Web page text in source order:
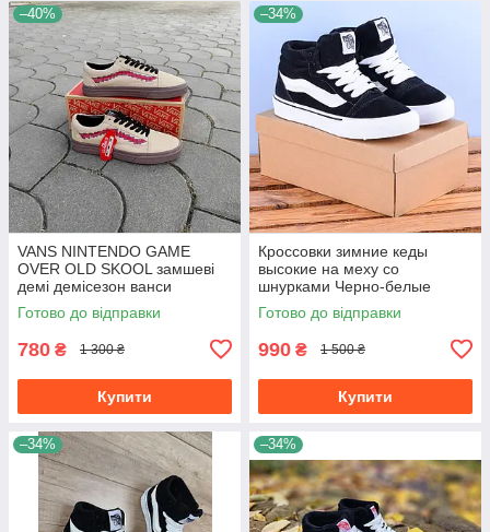
–40%
VANS NINTENDO GAME
OVER OLD SKOOL замшеві
демі демісезон ванси
нінтендо бежеві сірі
Готово до відправки
780 ₴ 1 300 ₴
Купити
–34%
Кроссовки зимние кеды
высокие на меху со
шнурками Черно-белые
унисекс унисекс теплые
Готово до відправки
990 ₴ 1 500 ₴
Купити
–34% –34%